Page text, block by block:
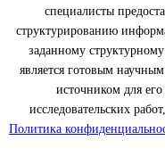
специалисты
структурированию
заданному
является готовым
источником для
исследовательских
Политика